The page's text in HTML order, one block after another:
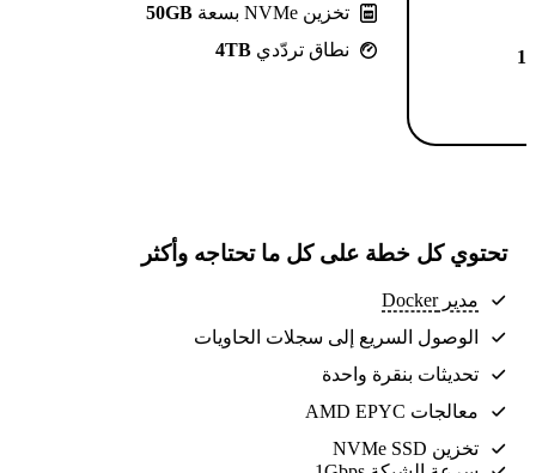
تخزين NVMe بسعة
50GB
نطاق تردّدي 4TB
تحتوي كل خطة على كل ما تحتاجه وأكثر
مدير Docker
الوصول السريع إلى سجلات الحاويات
تحديثات بنقرة واحدة
معالجات AMD EPYC
تخزين NVMe SSD